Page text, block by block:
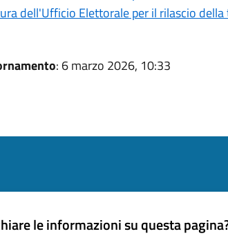
dell'Ufficio Elettorale per il rilascio
: 6 marzo 2026, 10:33
le informazioni su questa